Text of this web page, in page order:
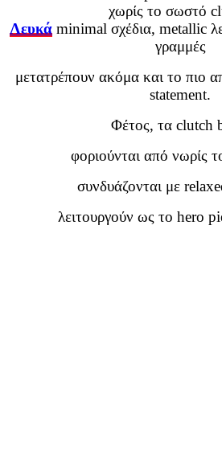
χωρίς το σωστό
Λευκά minimal σχέδια, metallic
γραμμές
μετατρέπουν ακόμα και το πιο
statement.
Φέτος, τα clutch
φοριούνται από νωρίς
συνδυάζονται με
λειτουργούν ως το hero